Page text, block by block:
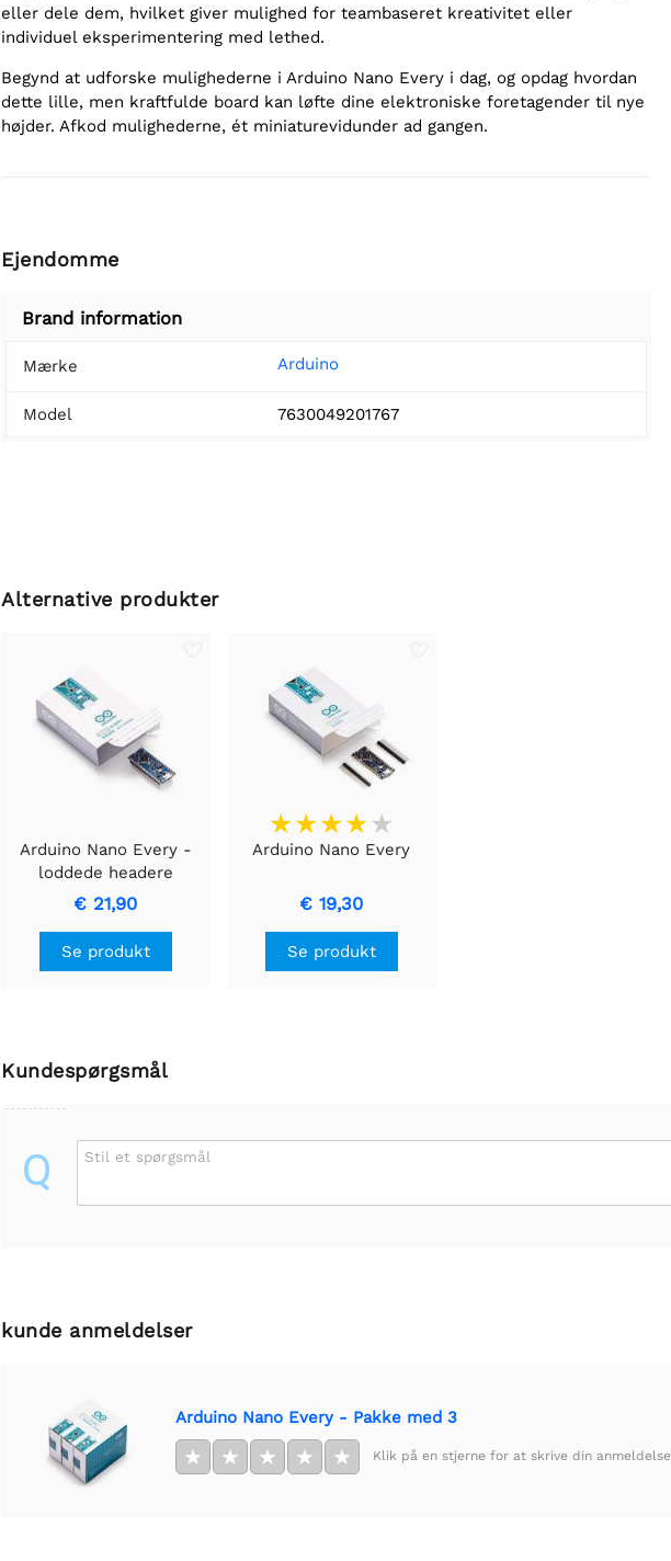
eller dele dem, hvilket giver mulighed for teambaseret kreativitet eller
individuel eksperimentering med lethed.
Begynd at udforske mulighederne i Arduino Nano Every i dag, og opdag hvordan
dette lille, men kraftfulde board kan løfte dine elektroniske foretagender til nye
højder. Afkod mulighederne, ét miniaturevidunder ad gangen.
Ejendomme
Brand information
Mærke Arduino
Model 7630049201767
Alternative produkter
Arduino Nano Every -
loddede headere
€ 21,90
Se produkt
Arduino Nano Every
€ 19,30
Se produkt
Kundespørgsmål
Q Stil et spørgsmål
kunde anmeldelser
Arduino Nano Every - Pakke med 3
★ ★ ★ ★ ★ Klik på en stjerne for at skrive din anmeldelse